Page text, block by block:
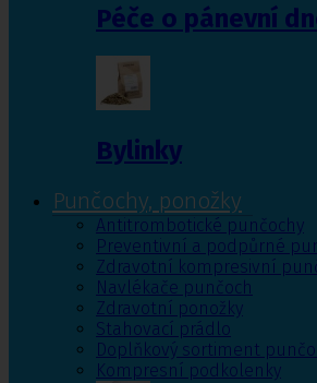
Péče o pánevní
Bylinky
Punčochy, ponožky
Antitrombotické punčochy
Preventivní a podpůrné
Zdravotní kompresivní
Navlékače punčoch
Zdravotní ponožky
Stahovací prádlo
Doplňkový sortiment
Kompresní podkolenky